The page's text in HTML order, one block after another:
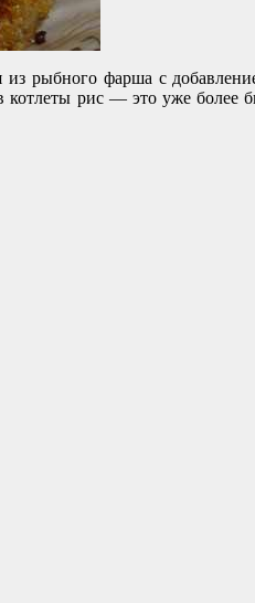
рыбного фарша с
котлеты рис — это уже